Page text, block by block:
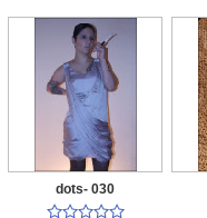
dots- 030
